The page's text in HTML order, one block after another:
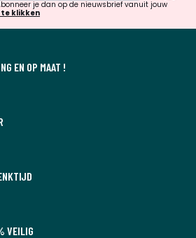
verrassingen?
je dan op de nieuwsbrief vanuit jouw
te klikken
EN OP MAAT !
VEILIG